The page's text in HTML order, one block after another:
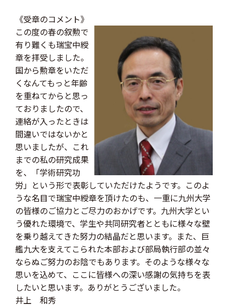
《受章のコメント》
この度の春の叙勲で
有り難くも瑞宝中綬
章を拝受しました。
国から勲章をいただ
くなんてもっと年齢
を重ねてからと思っ
ておりましたので、
連絡が入ったときは
間違いではないかと
思いましたが、これ
までの私の研究成果
を、「学術研究功
労」という形で表彰していただけたようです。このよ
うな名目で瑞宝中綬章を頂けたのも、一重に九州大学
の皆様のご協力とご尽力のおかげです。九州大学とい
う優れた環境で、学生や共同研究者とともに様々な壁
を乗り越えてきた努力の結晶だと思います。また、巨
艦九大を支えてこられた本部および部局執行部の並々
ならぬご努力のお陰でもあります。そのような様々な
思いを込めて、ここに皆様への深い感謝の気持ちを表
したいと思います。ありがとうございました。
井上 和秀